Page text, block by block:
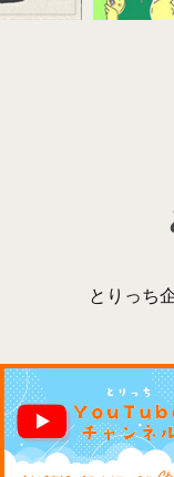
とりっち